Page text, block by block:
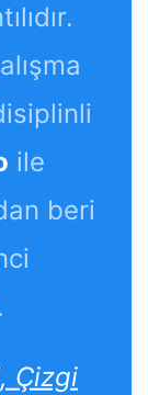
ile
beri
Çizgi